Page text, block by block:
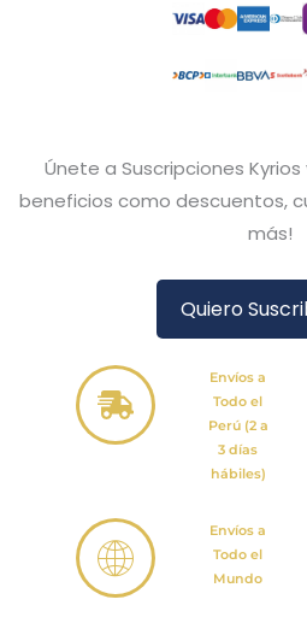
Únete a Suscripciones
beneficios como descuentos,
más!
Quiero
Envíos a
Todo el
Perú (2 a
3 días
hábiles)
Envíos a
Todo el
Mundo